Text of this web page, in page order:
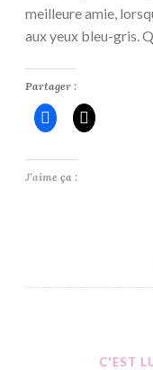
meilleure amie,
aux yeux bleu-gris.
Partager :
J’aime ça :
C'EST